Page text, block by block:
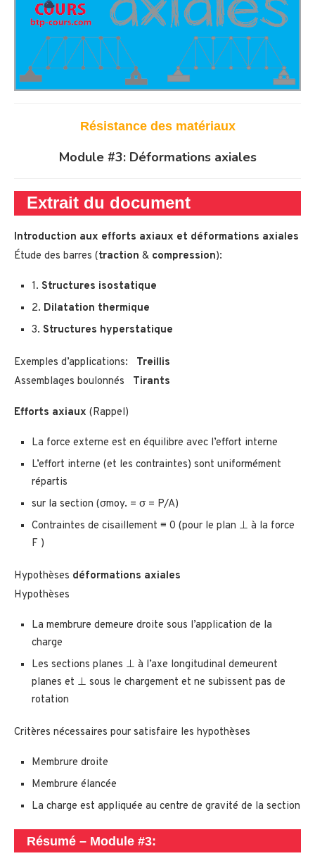
Résistance des matériaux
Module #3: Déformations axiales
Extrait du document
Introduction aux efforts axiaux et déformations axiales
Étude des barres (traction & compression):
1. Structures isostatique
2. Dilatation thermique
3. Structures hyperstatique
Exemples d’applications: Treillis
Assemblages boulonnés Tirants
Efforts axiaux (Rappel)
La force externe est en équilibre avec l’effort interne
L’effort interne (et les contraintes) sont uniformément
répartis
sur la section (σmoy. = σ = P/A)
Contraintes de cisaillement ≡ 0 (pour le plan ⊥ à la force
F )
Hypothèses déformations axiales
Hypothèses
La membrure demeure droite sous l’application de la
charge
Les sections planes ⊥ à l’axe longitudinal demeurent
planes et ⊥ sous le chargement et ne subissent pas de
rotation
Critères nécessaires pour satisfaire les hypothèses
Membrure droite
Membrure élancée
La charge est appliquée au centre de gravité de la section
Résumé – Module #3: